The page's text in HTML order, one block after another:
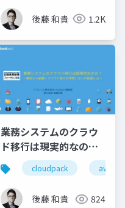
情〜
後藤 和貴 1.2K
業務システムのクラウ
ド移行は現実的なの
か？ 〜事例から紐解く
クラウド時代の失敗し
ないIT投資とは〜
cloudpack aws
後藤 和貴 824